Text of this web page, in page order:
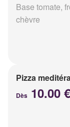
Base tomate,
chèvre
Pizza
Dès 10.00 €